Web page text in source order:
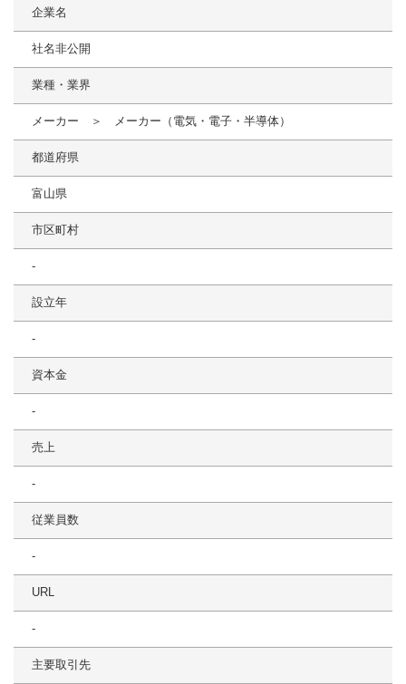
企業名
社名非公開
業種・業界
メーカー ＞ メーカー（電気・電子・半導体）
都道府県
富山県
市区町村
-
設立年
-
資本金
-
売上
-
従業員数
-
URL
-
主要取引先